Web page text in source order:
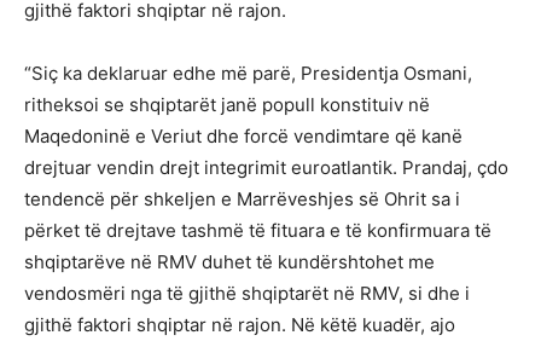
gjithë faktori shqiptar në rajon.
“Siç ka deklaruar edhe më parë, Presidentja Osmani,
ritheksoi se shqiptarët janë popull konstituiv në
Maqedoninë e Veriut dhe forcë vendimtare që kanë
drejtuar vendin drejt integrimit euroatlantik. Prandaj, çdo
tendencë për shkeljen e Marrëveshjes së Ohrit sa i
përket të drejtave tashmë të fituara e të konfirmuara të
shqiptarëve në RMV duhet të kundërshtohet me
vendosmëri nga të gjithë shqiptarët në RMV, si dhe i
gjithë faktori shqiptar në rajon. Në këtë kuadër, ajo